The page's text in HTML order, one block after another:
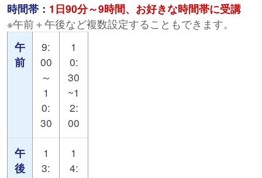
時間帯： 1日90分～9時間、お好きな時間帯に受講
※午前＋午後など複数設定することもできます。
午
前
9:
00
～
1
0:
30
1
0:
30
~1
2:
00
午
後
1
3:
1
4: